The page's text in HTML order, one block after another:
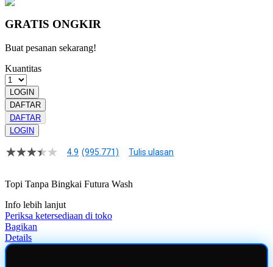
GRATIS ONGKIR
Buat pesanan sekarang!
Kuantitas
LOGIN
DAFTAR
DAFTAR
LOGIN
4.9
bintang,
rating
rata-
rata.
Read
13
Reviews.
4.9 (995.771) Tulis ulasan
Topi Tanpa Bingkai Futura Wash
Info lebih lanjut
Periksa ketersediaan di toko
Bagikan
Details